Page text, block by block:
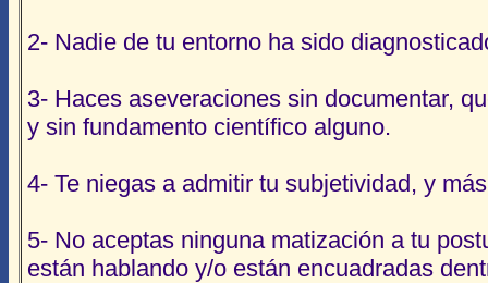
2- Nadie de tu entorno ha sido
3- Haces aseveraciones sin documentar,
y sin fundamento científico alguno.
4- Te niegas a admitir tu subjetividad, y
5- No aceptas ninguna matización a tu
están hablando y/o están encuadradas